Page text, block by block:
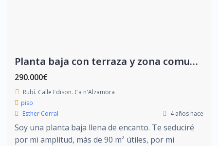
Planta baja con terraza y zona comunitaria
290.000€
Rubí. Calle Edison. Ca n'Alzamora
piso
Esther Corral
4 años hace
Soy una planta baja llena de encanto. Te seduciré
por mi amplitud, más de 90 m² útiles, por mi